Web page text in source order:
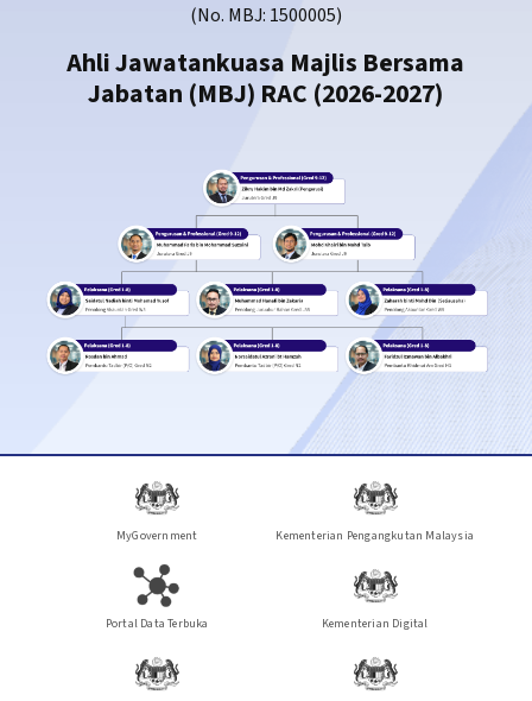
(No. MBJ: 1500005)
Ahli Jawatankuasa Majlis Bersama
Jabatan (MBJ) RAC (2026-2027)
MyGovernment Kementerian Pengangkutan Malaysia
Portal Data Terbuka Kementerian Digital